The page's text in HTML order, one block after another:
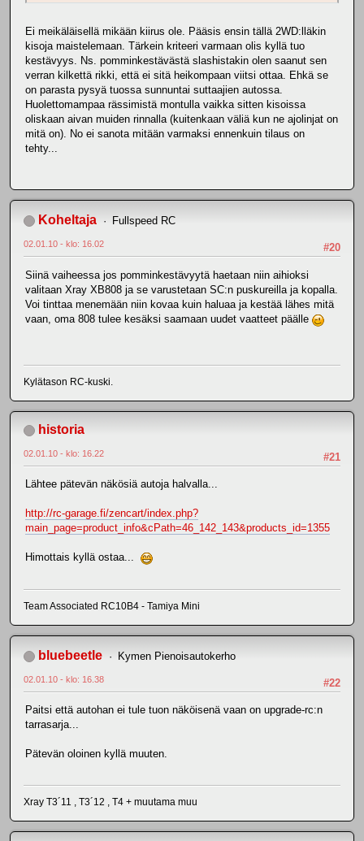
Ei meikäläisellä mikään kiirus ole. Pääsis ensin tällä 2WD:lläkin
kisoja maistelemaan. Tärkein kriteeri varmaan olis kyllä tuo
kestävyys. Ns. pomminkestävästä slashistakin olen saanut sen
verran kilkettä rikki, että ei sitä heikompaan viitsi ottaa. Ehkä se
on parasta pysyä tuossa sunnuntai suttaajien autossa.
Huolettomampaa rässimistä montulla vaikka sitten kisoissa
oliskaan aivan muiden rinnalla (kuitenkaan väliä kun ne ajolinjat on
mitä on). No ei sanota mitään varmaksi ennenkuin tilaus on
tehty...
Koheltaja Fullspeed RC
#20
02.01.10 - klo: 16.02
Siinä vaiheessa jos pomminkestävyytä haetaan niin aihioksi
valitaan Xray XB808 ja se varustetaan SC:n puskureilla ja kopalla.
Voi tinttaa menemään niin kovaa kuin haluaa ja kestää lähes mitä
vaan, oma 808 tulee kesäksi saamaan uudet vaatteet päälle
Kylätason RC-kuski.
historia
#21
02.01.10 - klo: 16.22
Lähtee pätevän näkösiä autoja halvalla...
http://rc-garage.fi/zencart/index.php?
main_page=product_info&cPath=46_142_143&products_id=1355
Himottais kyllä ostaa...
Team Associated RC10B4 - Tamiya Mini
bluebeetle Kymen Pienoisautokerho
#22
02.01.10 - klo: 16.38
Paitsi että autohan ei tule tuon näköisenä vaan on upgrade-rc:n
tarrasarja...
Pätevän oloinen kyllä muuten.
Xray T3´11 , T3´12 , T4 + muutama muu